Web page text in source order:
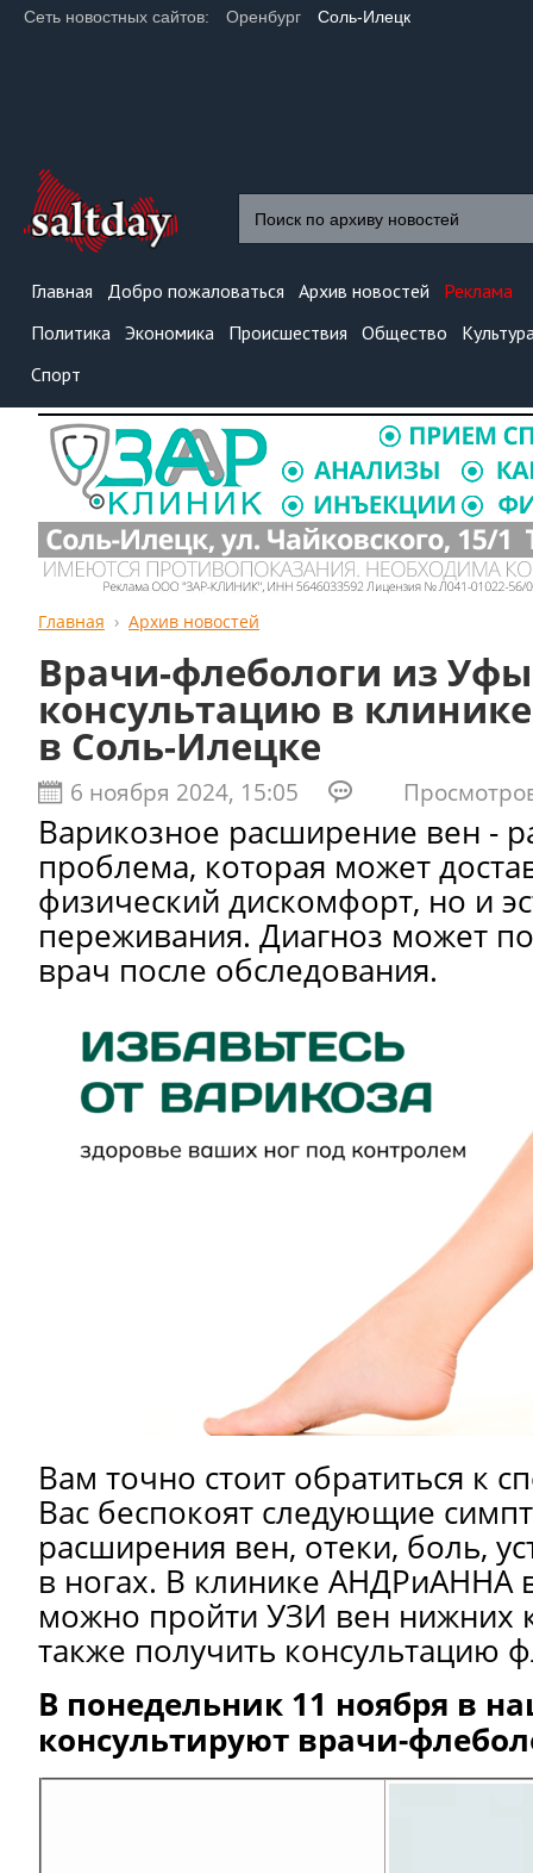
Сеть новостных сайтов: Оренбург Соль-Илецк
Главная Добро пожаловаться Архив новостей
Реклама
Политика Экономика Происшествия Общество
Спорт
Главная Архив новостей
Врачи-флебологи из
консультацию в
в Соль-Илецке
6 ноября 2024, 15:05
Варикозное расширение вен -
проблема, которая может
физический дискомфорт, но и
переживания. Диагноз может
врач после обследования.
Вам точно стоит обратиться к
Вас беспокоят следующие
расширения вен, отеки, боль,
в ногах. В клинике АНДРиАННА
можно пройти УЗИ вен нижних
также получить консультацию
В понедельник 11 ноября в
консультируют врачи-